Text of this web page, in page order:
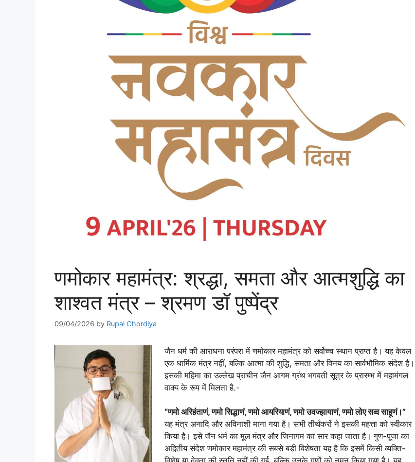
णमोकार महामंत्र: श्रद्धा, समता और आत्मशुद्धि का
शाश्वत मंत्र – श्रमण डॉ पुष्पेंद्र
09/04/2026 by Rupal Chordiya
जैन धर्म की आराधना परंपरा में णमोकार महामंत्र को सर्वोच्च स्थान प्राप्त है। यह केवल
एक धार्मिक मंत्र नहीं, बल्कि आत्मा की शुद्धि, समता और विनय का सार्वभौमिक संदेश है।
इसकी महिमा का उल्लेख प्राचीन जैन आगम ग्रंथ भगवती सूत्र के प्रारम्भ में महामंगल
वाक्य के रूप में मिलता है.-
“णमो अरिहंताणं, णमो सिद्धाणं, णमो आयरियाणं, णमो उवज्झायाणं, णमो लोए सव्व साहूणं।”
यह मंत्र अनादि और अविनाशी माना गया है। सभी तीर्थंकरों ने इसकी महत्ता को स्वीकार
किया है। इसे जैन धर्म का मूल मंत्र और जिनागम का सार कहा जाता है। गुण-पूजा का
अद्वितीय संदेश णमोकार महामंत्र की सबसे बड़ी विशेषता यह है कि इसमें किसी व्यक्ति-